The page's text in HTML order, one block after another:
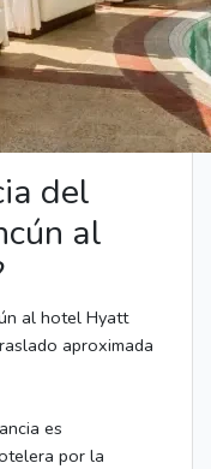
del
al
al hotel Hyatt
aproximada
es
por la